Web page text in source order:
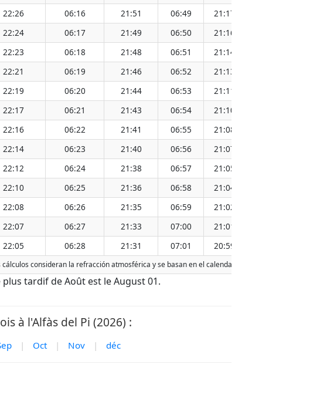
22:26 06:16 21:51 06:49 21:17
22:24 06:17 21:49 06:50 21:16
22:23 06:18 21:48 06:51 21:14
22:21 06:19 21:46 06:52 21:13
22:19 06:20 21:44 06:53 21:11
22:17 06:21 21:43 06:54 21:10
22:16 06:22 21:41 06:55 21:08
22:14 06:23 21:40 06:56 21:07
22:12 06:24 21:38 06:57 21:05
22:10 06:25 21:36 06:58 21:04
22:08 06:26 21:35 06:59 21:02
22:07 06:27 21:33 07:00 21:01
22:05 06:28 21:31 07:01 20:59
consideran la refracción atmosférica y se basan en el calendario gregoriano. La
tardif de Août est le August 01.
à l'Alfàs del Pi (2026) :
| Oct | Nov | déc